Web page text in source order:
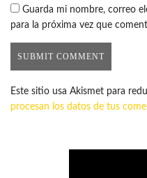
Guarda mi nombre, correo
para la próxima vez que
Este sitio usa Akismet para
procesan los datos de tus